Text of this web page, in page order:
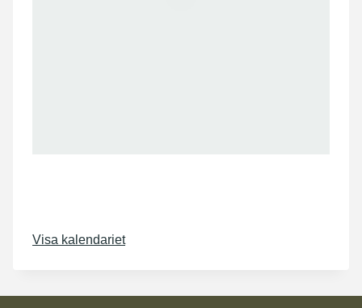
Visa kalendariet